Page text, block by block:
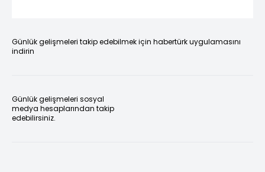
Günlük gelişmeleri takip edebilmek için habertürk uygulamasını
indirin
Günlük gelişmeleri sosyal
medya hesaplarından takip
edebilirsiniz.